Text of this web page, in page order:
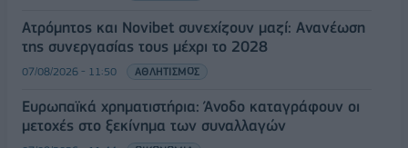
Ατρόμητος και Novibet συνεχίζουν μαζί: Ανανέωση
της συνεργασίας τους μέχρι το 2028
07/08/2026 - 11:50 ΑΘΛΗΤΙΣΜΟΣ
Ευρωπαϊκά χρηματιστήρια: Άνοδο καταγράφουν οι
μετοχές στο ξεκίνημα των συναλλαγών